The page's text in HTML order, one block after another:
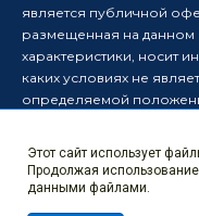
является публичной
размещенная на данном
характеристики, носит
каких условиях не
определяемой
Производитель
порядке вносить
данном веб-сайте, без
Этот сайт использует
Продолжая
данными файлами.